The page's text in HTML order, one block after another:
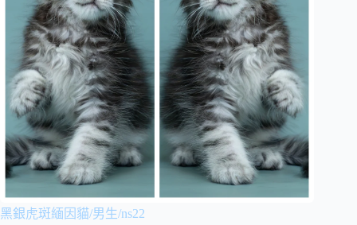
黑銀虎斑緬因貓/男生/ns22